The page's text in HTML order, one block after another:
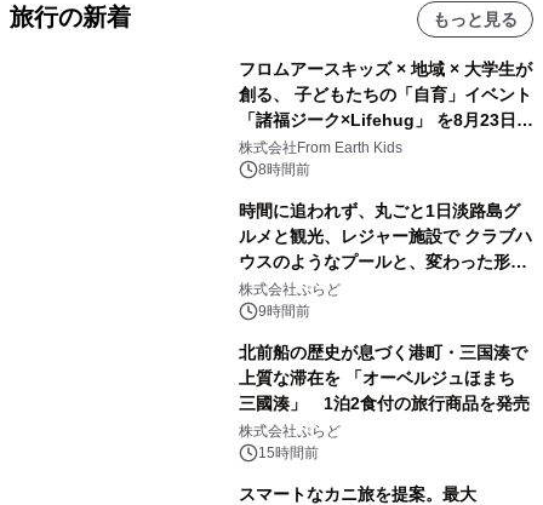
旅行の新着 もっと見る
フロムアースキッズ × 地域 × 大学生が
創る、 子どもたちの「自育」イベント
「諸福ジーク×Lifehug」 を8月23日
(日)開催
株式会社From Earth Kids
8時間前
時間に追われず、丸ごと1日淡路島グ
ルメと観光、レジャー施設で クラブハ
ウスのようなプールと、変わった形の
サウナも 「THE BOXY AWAJI」のお
得な素泊まり連泊プランで
株式会社ぷらど
9時間前
北前船の歴史が息づく港町・三国湊で
上質な滞在を 「オーベルジュほまち
三國湊」 1泊2食付の旅行商品を発売
株式会社ぷらど
15時間前
スマートなカニ旅を提案。最大